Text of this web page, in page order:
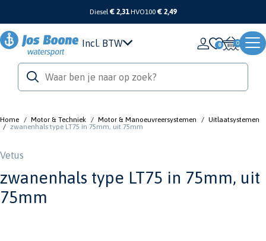
Diesel€ 2,31 HVO100 € 2,49
Incl. BTW 0
Home / Motor & Techniek / Motor & Manoeuvreersystemen / Uitlaatsystemen
/ zwanenhals type LT75 in 75mm, uit 75mm
Vetus
zwanenhals type LT75 in 75mm, uit
75mm